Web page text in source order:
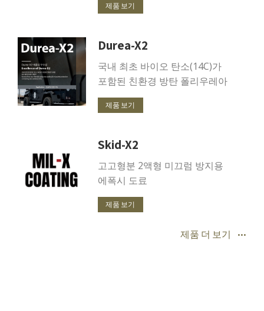
제품 보기
Durea-X2
국내 최초 바이오 탄소(14C)가
포함된 친환경 방탄 폴리우레아
제품 보기
Skid-X2
고고형분 2액형 미끄럼 방지용
에폭시 도료
제품 보기
제품 더 보기